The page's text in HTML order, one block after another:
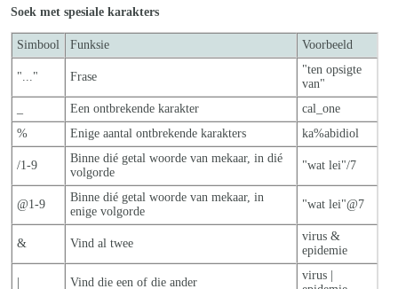
Soek met spesiale karakters
Simbool Funksie Voorbeeld
"..." Frase
"ten opsigte
van"
Een ontbrekende karakter
cal_one
%
Enige aantal ontbrekende karakters ka%abidiol
/1-9
Binne dié getal woorde van mekaar, in dié
volgorde
"wat lei"/7
@1-9
Binne dié getal woorde van mekaar, in
enige volgorde
"wat lei"@7
& Vind al twee
virus &
epidemie
Vind die een of die ander
virus |